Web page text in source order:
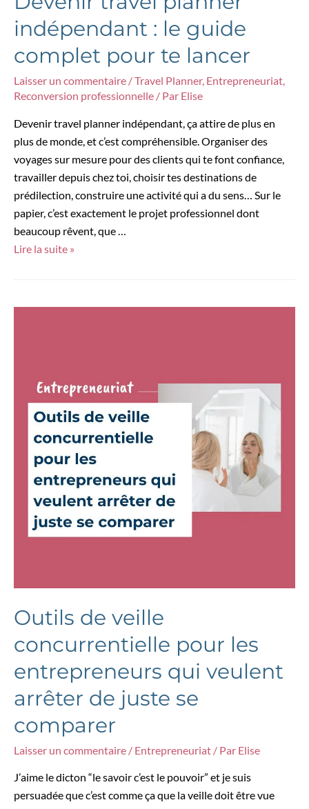
indépendant : le guide
complet pour te lancer
Laisser un commentaire /Travel Planner, Entrepreneuriat,
Reconversion professionnelle / Par Elise
Devenir travel planner indépendant, ça attire de plus en
plus de monde, et c’est compréhensible. Organiser des
voyages sur mesure pour des clients qui te font confiance,
travailler depuis chez toi, choisir tes destinations de
prédilection, construire une activité qui a du sens… Sur le
papier, c’est exactement le projet professionnel dont
beaucoup rêvent, que …
Devenir
Lire la suite »
Outils de veille
concurrentielle pour les
entrepreneurs qui veulent
arrêter de juste se
comparer
Laisser un commentaire / Entrepreneuriat / Par Elise
J’aime le dicton “le savoir c’est le pouvoir” et je suis
persuadée que c’est comme ça que la veille doit être vue